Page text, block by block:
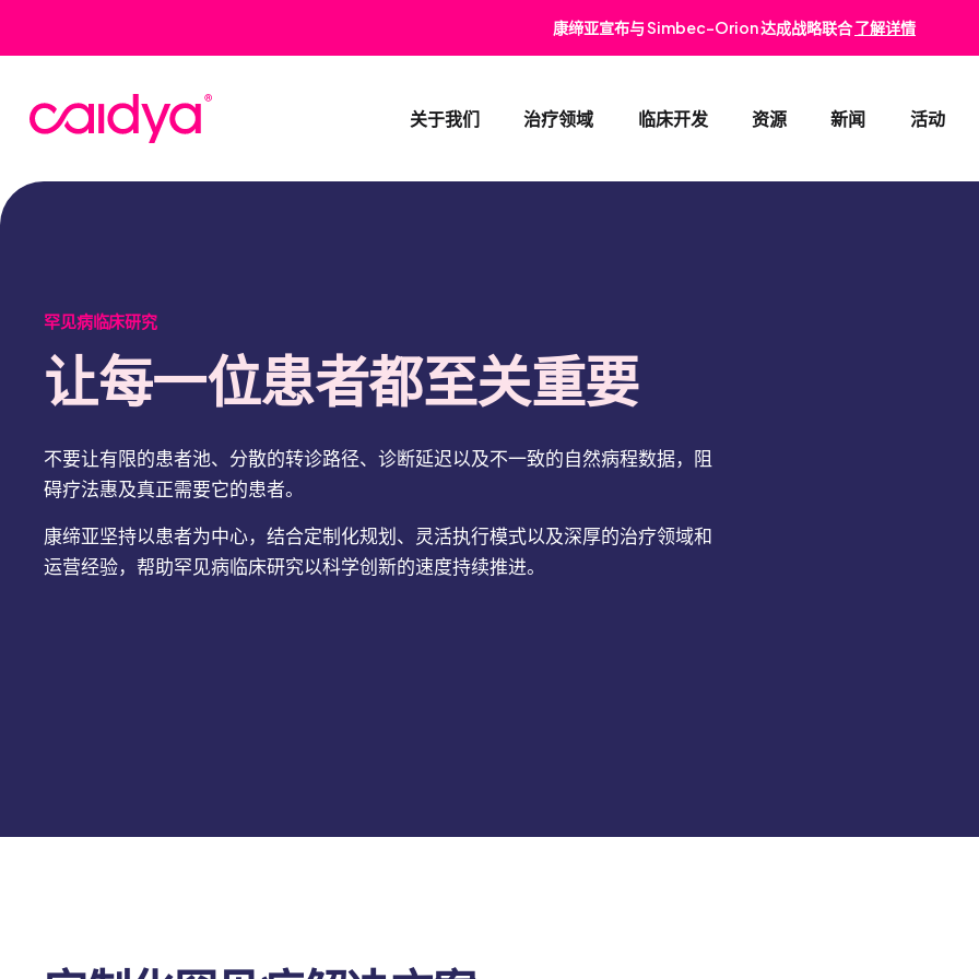
康缔亚宣布与 Simbec-Orion 达成战略联合了解详情
关于我们 治疗领域 临床开发
上市后监测服务
资源 新闻 活动
罕见病临床研究
让每一位患者都至关重要
不要让有限的患者池、分散的转诊路径、诊断延迟以及不一致的自然病程数据，阻
碍疗法惠及真正需要它的患者。
康缔亚坚持以患者为中心，结合定制化规划、灵活执行模式以及深厚的治疗领域和
运营经验，帮助罕见病临床研究以科学创新的速度持续推进。